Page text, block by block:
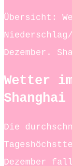
Übersicht:
Dezember.
Wetter
Shanghai
Die
Dezember